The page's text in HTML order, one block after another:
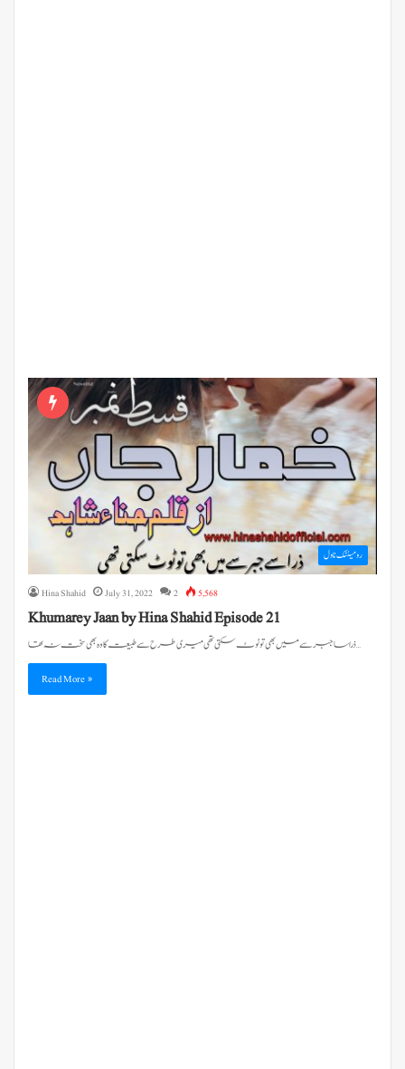
رومینٹک ناول
Hina Shahid July 31, 2022 2 5,568
Khumarey Jaan by Hina Shahid Episode 21
ذرا سا جبر سے میں بھی تو ٹوٹ سکتی تھی میری طرح سے طبیعت کا وہ بھی سخت نہ تھا…
Read More »